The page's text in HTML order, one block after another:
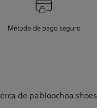
Método de pago seguro
de pabloochoa.shoes